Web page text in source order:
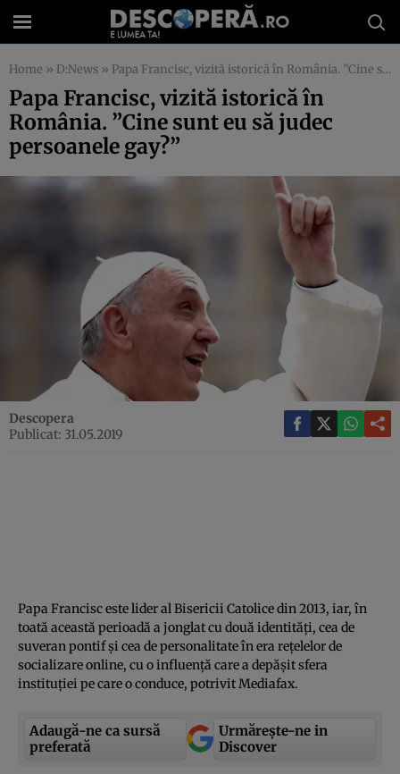
Home » D:News » Papa Francisc, vizită istorică în România. ”Cine sunt eu să judec persoanele gay?”
Papa Francisc, vizită istorică în
România. ”Cine sunt eu să judec
persoanele gay?”
Descopera
Publicat: 31.05.2019
Papa Francisc este lider al Bisericii Catolice din 2013, iar, în
toată această perioadă a jonglat cu două identităţi, cea de
suveran pontif şi cea de personalitate în era reţelelor de
socializare online, cu o influenţă care a depăşit sfera
instituţiei pe care o conduce, potrivit Mediafax.
Adaugă-ne ca sursă
preferată
Urmărește-ne in
Discover